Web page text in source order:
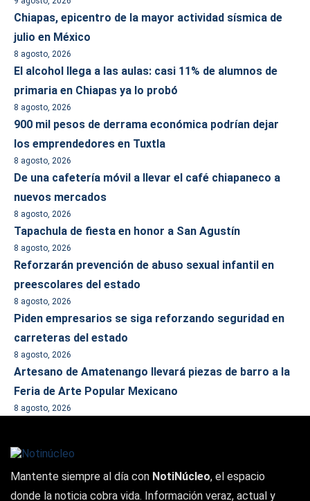
Chiapas, epicentro de la mayor actividad sísmica de
julio en México
8 agosto, 2026
El alcohol llega a las aulas: casi 11% de alumnos de
primaria en Chiapas ya lo probó
8 agosto, 2026
900 mil pesos de derrama económica podrían dejar
los emprendedores en Tuxtla
8 agosto, 2026
De una cafetería móvil a llevar el café chiapaneco a
nuevos mercados
8 agosto, 2026
Tapachula de fiesta en honor a San Agustín
8 agosto, 2026
Reforzarán prevención de abuso sexual infantil en
preescolares del estado
8 agosto, 2026
Piden empresarios se siga reforzando seguridad en
carreteras del estado
8 agosto, 2026
Artesano de Amatenango llevará piezas de barro a la
Feria de Arte Popular Mexicano
8 agosto, 2026
Mantente siempre al día con NotiNúcleo, el espacio
donde la noticia cobra vida. Información veraz, actual y